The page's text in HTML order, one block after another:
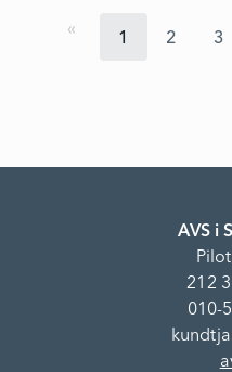
1 2 3
AVS i
212
010-